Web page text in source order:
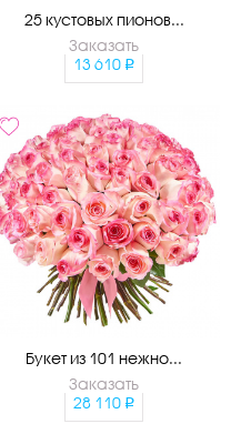
25 кустовых пионов...
Заказать
13 610
Букет из 101 нежно...
Заказать
28 110